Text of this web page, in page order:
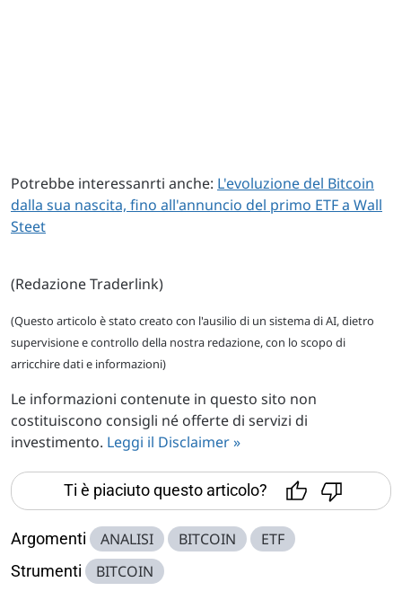
Potrebbe interessanrti anche: L'evoluzione del Bitcoin
dalla sua nascita, fino all'annuncio del primo ETF a Wall
Steet
(Redazione Traderlink)
(Questo articolo è stato creato con l'ausilio di un sistema di AI, dietro
supervisione e controllo della nostra redazione, con lo scopo di
arricchire dati e informazioni)
Le informazioni contenute in questo sito non
costituiscono consigli né offerte di servizi di
investimento. Leggi il Disclaimer »
Ti è piaciuto questo articolo?
Argomenti ANALISI BITCOIN ETF
Strumenti BITCOIN